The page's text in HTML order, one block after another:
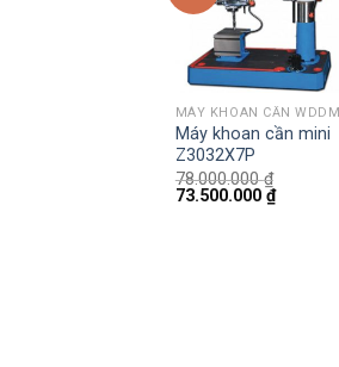
MÁY KHOAN CẦN WDDM
Máy khoan cần mini
Z3032X7P
78.000.000₫
73.500.000 ₫